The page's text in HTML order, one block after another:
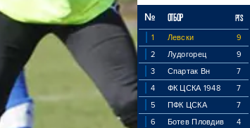
№ ОТБОР PTS
1 Левски
9
2
Лудогорец
9
3
Спартак Вн
7
4
ФК ЦСКА 1948
7
5
ПФК ЦСКА
7
6
Ботев Пловдив
4